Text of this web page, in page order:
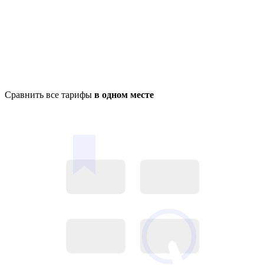
Сравнить все тарифы в одном месте